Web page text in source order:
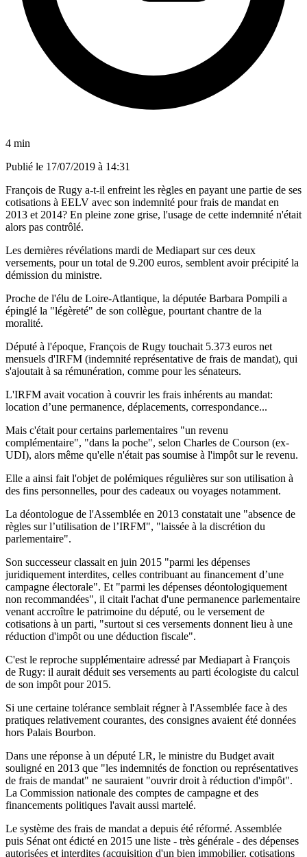
4 min
Publié le 17/07/2019 à 14:31
François de Rugy a-t-il enfreint les règles en payant une partie de ses
cotisations à EELV avec son indemnité pour frais de mandat en
2013 et 2014? En pleine zone grise, l'usage de cette indemnité n'était
alors pas contrôlé.
Les dernières révélations mardi de Mediapart sur ces deux
versements, pour un total de 9.200 euros, semblent avoir précipité la
démission du ministre.
Proche de l'élu de Loire-Atlantique, la députée Barbara Pompili a
épinglé la "légèreté" de son collègue, pourtant chantre de la
moralité.
Député à l'époque, François de Rugy touchait 5.373 euros net
mensuels d'IRFM (indemnité représentative de frais de mandat), qui
s'ajoutait à sa rémunération, comme pour les sénateurs.
L'IRFM avait vocation à couvrir les frais inhérents au mandat:
location d’une permanence, déplacements, correspondance...
Mais c'était pour certains parlementaires "un revenu
complémentaire", "dans la poche", selon Charles de Courson (ex-
UDI), alors même qu'elle n'était pas soumise à l'impôt sur le revenu.
Elle a ainsi fait l'objet de polémiques régulières sur son utilisation à
des fins personnelles, pour des cadeaux ou voyages notamment.
La déontologue de l'Assemblée en 2013 constatait une "absence de
règles sur l’utilisation de l’IRFM", "laissée à la discrétion du
parlementaire".
Son successeur classait en juin 2015 "parmi les dépenses
juridiquement interdites, celles contribuant au financement d’une
campagne électorale". Et "parmi les dépenses déontologiquement
non recommandées", il citait l'achat d'une permanence parlementaire
venant accroître le patrimoine du député, ou le versement de
cotisations à un parti, "surtout si ces versements donnent lieu à une
réduction d'impôt ou une déduction fiscale".
C'est le reproche supplémentaire adressé par Mediapart à François
de Rugy: il aurait déduit ses versements au parti écologiste du calcul
de son impôt pour 2015.
Si une certaine tolérance semblait régner à l'Assemblée face à des
pratiques relativement courantes, des consignes avaient été données
hors Palais Bourbon.
Dans une réponse à un député LR, le ministre du Budget avait
souligné en 2013 que "les indemnités de fonction ou représentatives
de frais de mandat" ne sauraient "ouvrir droit à réduction d'impôt".
La Commission nationale des comptes de campagne et des
financements politiques l'avait aussi martelé.
Le système des frais de mandat a depuis été réformé. Assemblée
puis Sénat ont édicté en 2015 une liste - très générale - des dépenses
autorisées et interdites (acquisition d'un bien immobilier, cotisations